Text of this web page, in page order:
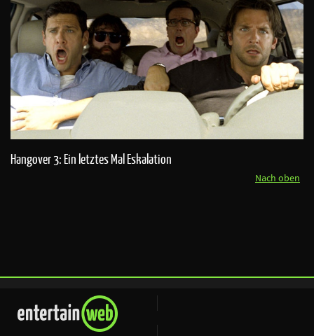
Hangover 3: Ein letztes Mal Eskalation
Nach oben